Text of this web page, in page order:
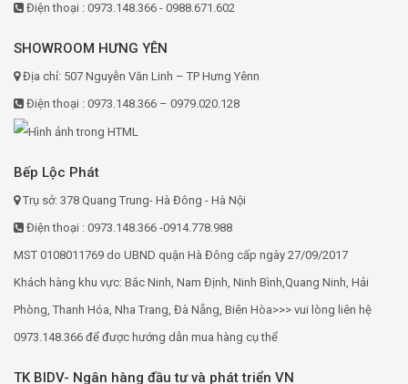
Điện thoại : 0973.148.366 - 0988.671.602
SHOWROOM HƯNG YÊN
Địa chỉ: 507 Nguyễn Văn Linh – TP Hưng Yênn
Điện thoại : 0973.148.366 – 0979.020.128
Bếp Lộc Phát
Trụ sở: 378 Quang Trung- Hà Đông - Hà Nội
Điện thoại : 0973.148.366 -0914.778.988
MST 0108011769 do UBND quận Hà Đông cấp ngày 27/09/2017
Khách hàng khu vực: Bắc Ninh, Nam Định, Ninh Bình,Quang Ninh, Hải
Phòng, Thanh Hóa, Nha Trang, Đà Nẵng, Biên Hòa>>> vui lòng liên hệ
0973.148.366 để được hướng dẫn mua hàng cụ thể
TK BIDV- Ngân hàng đầu tư và phát triển VN